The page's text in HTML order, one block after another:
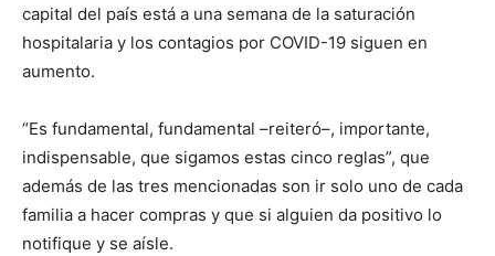
capital del país está a una semana de la saturación
hospitalaria y los contagios por COVID-19 siguen en
aumento.
“Es fundamental, fundamental –reiteró–, importante,
indispensable, que sigamos estas cinco reglas”, que
además de las tres mencionadas son ir solo uno de cada
familia a hacer compras y que si alguien da positivo lo
notifique y se aísle.